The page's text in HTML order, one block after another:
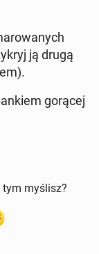
ją drugą
gorącej
tym myślisz?